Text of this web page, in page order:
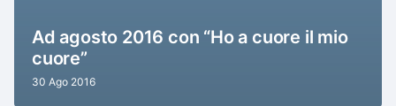
Ad agosto 2016 con “Ho a cuore il mio
cuore”
30 Ago 2016